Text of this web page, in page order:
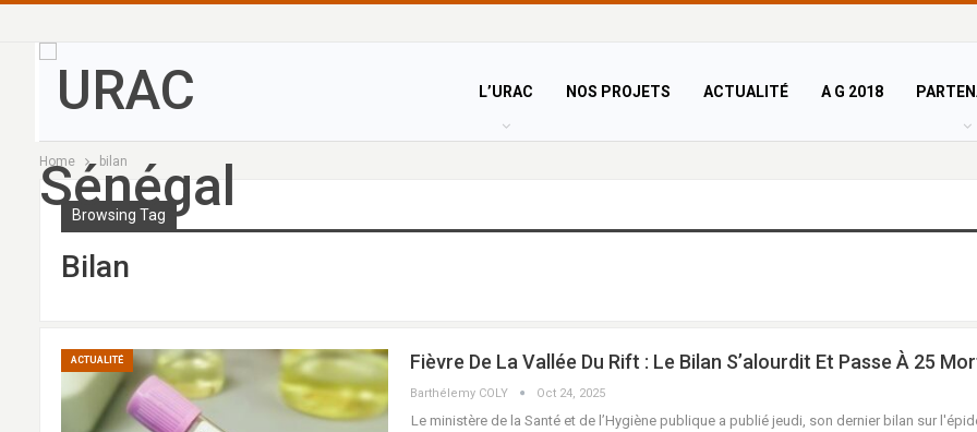
L’URAC NOS PROJETS ACTUALITÉ A G 2018
Home bilan
Browsing Tag
Bilan
ACTUALITÉ Fièvre De La Vallée Du Rift : Le Bilan S’alourdit Et Passe À 25
Barthélemy COLY Oct 24, 2025
Le ministère de la Santé et de l’Hygiène publique a publié jeudi, son dernier bilan sur